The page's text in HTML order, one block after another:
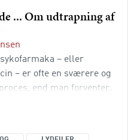
...Om udtrapning af
– eller
– er ofte en sværere og
end man forventer.